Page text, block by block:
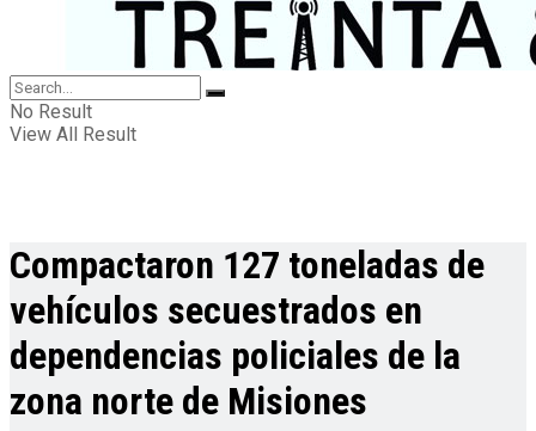
No Result
View All Result
Compactaron 127 toneladas de
vehículos secuestrados en
dependencias policiales de la
zona norte de Misiones